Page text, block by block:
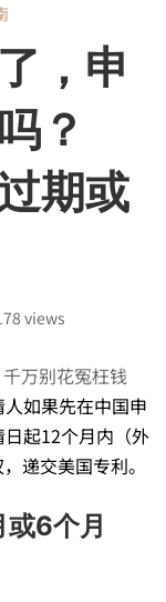
，申
？
期或
views
万别花冤枉钱
如果先在中国申
起12个月内（外
递交美国专利。
6个月